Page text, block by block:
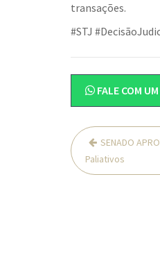
transações.
#STJ
FALE COM
Navegação
de
Post
SENADO
Paliativos